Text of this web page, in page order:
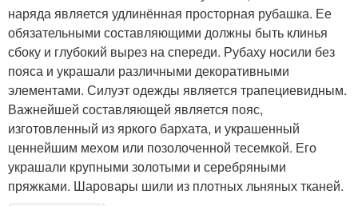
наряда является удлинённая просторная рубашка. Ее
обязательными составляющими должны быть клинья
сбоку и глубокий вырез на спереди. Рубаху носили без
пояса и украшали различными декоративными
элементами. Силуэт одежды является трапециевидным.
Важнейшей составляющей является пояс,
изготовленный из яркого бархата, и украшенный
ценнейшим мехом или позолоченной тесемкой. Его
украшали крупными золотыми и серебряными
пряжками. Шаровары шили из плотных льняных тканей.